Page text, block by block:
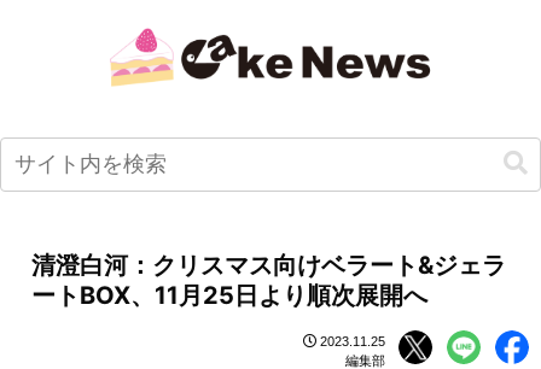
清澄白河：クリスマス向けベラート&ジェラ
ートBOX、11月25日より順次展開へ
2023.11.25
編集部